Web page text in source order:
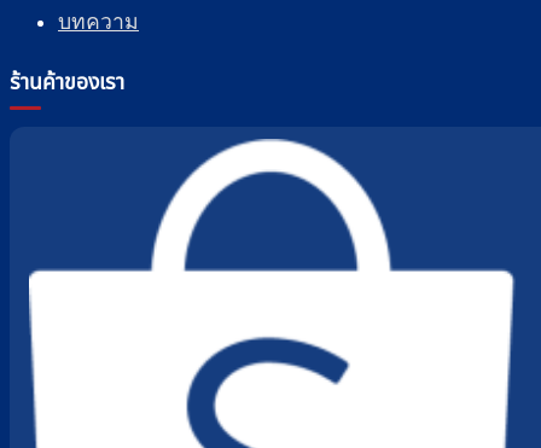
บทความ
ร้านค้าของเรา